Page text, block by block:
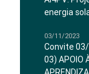
energia
03/11/2023
Convite
03) APOIO